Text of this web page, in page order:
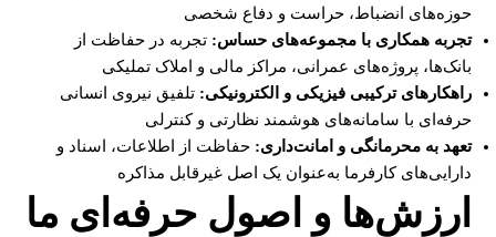
حوزه‌های انضباط، حراست و دفاع شخصی
تجربه همکاری با مجموعه‌های حساس: تجربه در حفاظت از
بانک‌ها، پروژه‌های عمرانی، مراکز مالی و املاک تملیکی
راهکارهای ترکیبی فیزیکی و الکترونیکی: تلفیق نیروی انسانی
حرفه‌ای با سامانه‌های هوشمند نظارتی و کنترلی
تعهد به محرمانگی و امانت‌داری: حفاظت از اطلاعات، اسناد و
دارایی‌های کارفرما به‌عنوان یک اصل غیرقابل مذاکره
ارزش‌ها و اصول حرفه‌ای ما